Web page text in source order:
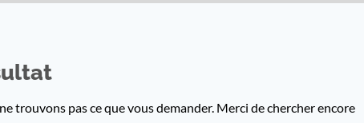
trouvons pas ce que vous demander. Merci de chercher encore